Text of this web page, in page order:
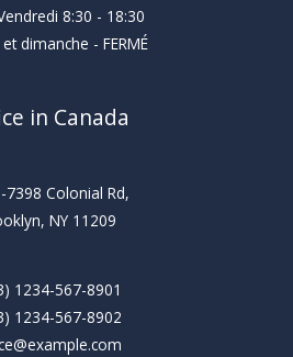
8:30 - 18:30
dimanche - FERMÉ
in Canada
7398 Colonial Rd,
NY 11209
1234-567-8901
1234-567-8902